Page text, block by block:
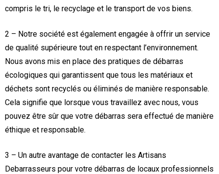
compris le tri, le recyclage et le transport de vos biens.
2 – Notre société est également engagée à offrir un service
de qualité supérieure tout en respectant l’environnement.
Nous avons mis en place des pratiques de débarras
écologiques qui garantissent que tous les matériaux et
déchets sont recyclés ou éliminés de manière responsable.
Cela signifie que lorsque vous travaillez avec nous, vous
pouvez être sûr que votre débarras sera effectué de manière
éthique et responsable.
3 – Un autre avantage de contacter les Artisans
Debarrasseurs pour votre débarras de locaux professionnels